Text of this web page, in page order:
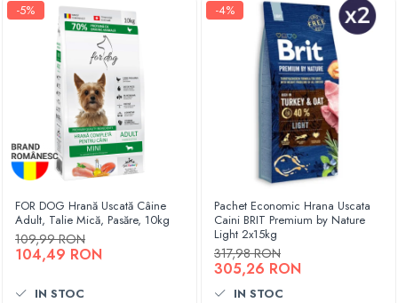
-5%
FOR DOG Hrană Uscată Câine
Adult, Talie Mică, Pasăre, 10kg
109,99 RON
104,49 RON
IN STOC
-4%
Pachet Economic Hrana Uscata
Caini BRIT Premium by Nature
Light 2x15kg
317,98 RON
305,26 RON
IN STOC